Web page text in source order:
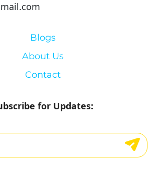
Blogs
About Us
Contact
for Updates: